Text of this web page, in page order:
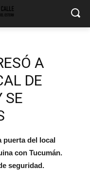
A
DE
SE
puerta del local
con Tucumán.
seguridad.